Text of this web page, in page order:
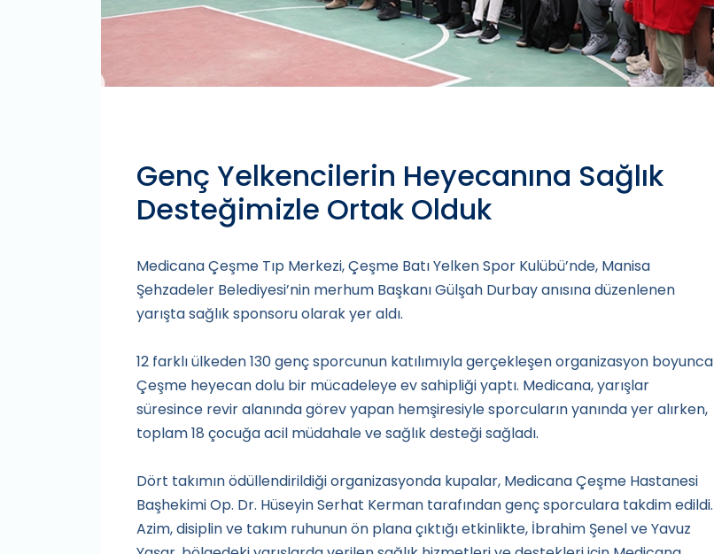
Genç Yelkencilerin Heyecanına Sağlık
Desteğimizle Ortak Olduk
Medicana Çeşme Tıp Merkezi, Çeşme Batı Yelken Spor Kulübü’nde, Manisa
Şehzadeler Belediyesi’nin merhum Başkanı Gülşah Durbay anısına düzenlenen
yarışta sağlık sponsoru olarak yer aldı.
12 farklı ülkeden 130 genç sporcunun katılımıyla gerçekleşen organizasyon boyunca
Çeşme heyecan dolu bir mücadeleye ev sahipliği yaptı. Medicana, yarışlar
süresince revir alanında görev yapan hemşiresiyle sporcuların yanında yer alırken,
toplam 18 çocuğa acil müdahale ve sağlık desteği sağladı.
Dört takımın ödüllendirildiği organizasyonda kupalar, Medicana Çeşme Hastanesi
Başhekimi Op. Dr. Hüseyin Serhat Kerman tarafından genç sporculara takdim edildi.
Azim, disiplin ve takım ruhunun ön plana çıktığı etkinlikte, İbrahim Şenel ve Yavuz